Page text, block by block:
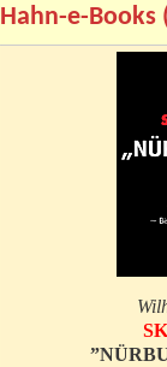
Hahn-e-Books